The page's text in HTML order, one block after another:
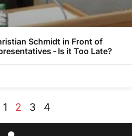
Schmidt in Front of
- Is it Too Late?
1 2 3 4